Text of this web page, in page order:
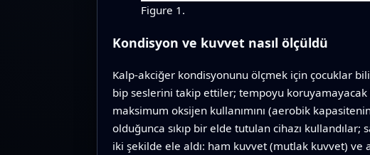
Figure 1.
Kondisyon ve kuvvet nasıl ölçüldü
Kalp-akciğer kondisyonunu ölçmek için çocuklar
bip seslerini takip ettiler; tempoyu koruyamayacak
maksimum oksijen kullanımını (aerobik
olduğunca sıkıp bir elde tutulan cihazı
iki şekilde ele aldı: ham kuvvet (mutlak kuvvet) ve